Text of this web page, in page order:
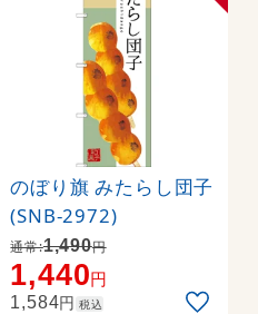
のぼり旗 みたらし団子
(SNB-2972)
通常:1,490円
1,440円
1,584円 税込